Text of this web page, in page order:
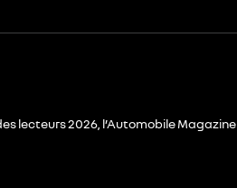
lecteurs 2026, l’Automobile Magazine